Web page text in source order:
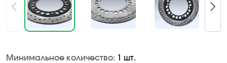
Минимальное количество: 1 шт.